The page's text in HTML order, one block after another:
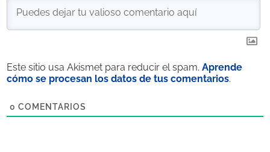
Este sitio usa Akismet para reducir el spam. Aprende
cómo se procesan los datos de tus comentarios.
0 COMENTARIOS